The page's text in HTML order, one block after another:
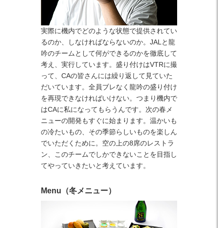
実際に機内でどのような状態で提供されてい
るのか、しなければならないのか。JALと龍
吟のチームとして何ができるのかを徹底して
考え、実行しています。盛り付けはVTRに撮
って、CAの皆さんには繰り返して見ていた
だいています。全員ブレなく龍吟の盛り付け
を再現できなければいけない。つまり機内で
はCAに私になってもらうんです。次の春メ
ニューの開発もすぐに始まります。温かいも
の冷たいもの、その季節らしいものを楽しん
でいただくために。空の上の8席のレストラ
ン、このチームでしかできないことを目指し
てやっていきたいと考えています。
Menu（冬メニュー）